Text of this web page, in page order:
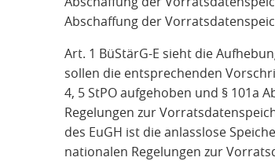
Abschaffung der
Art. 1 BüStärG-E sieht die
sollen die entsprechenden
4, 5 StPO aufgehoben und § 101a
Regelungen zur
des EuGH ist die anlasslose
nationalen Regelungen zur